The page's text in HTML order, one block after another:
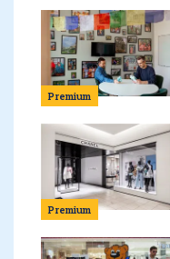
Premium
Premium